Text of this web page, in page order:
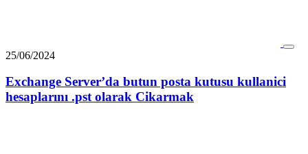
25/06/2024
Exchange Server’da butun posta kutusu kullanici
hesaplarını .pst olarak Cikarmak